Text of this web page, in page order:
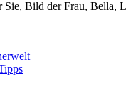
Sie, Bild der Frau, Bella,